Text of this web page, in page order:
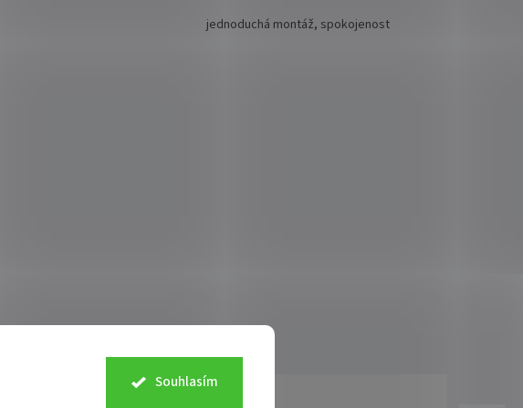
Souhlasím
jednoduchá montáž, spokojenost